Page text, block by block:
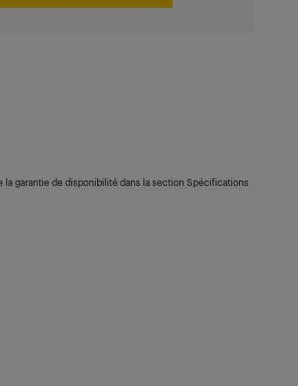
garantie de disponibilité dans la section Spécifications